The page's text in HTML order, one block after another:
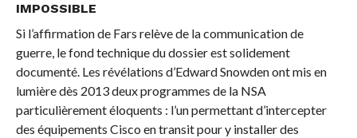
IMPOSSIBLE
Si l’affirmation de Fars relève de la communication de
guerre, le fond technique du dossier est solidement
documenté. Les révélations d’Edward Snowden ont mis en
lumière dès 2013 deux programmes de la NSA
particulièrement éloquents : l’un permettant d’intercepter
des équipements Cisco en transit pour y installer des